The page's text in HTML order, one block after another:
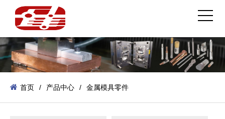
首页 / 产品中心 / 金属模具零件